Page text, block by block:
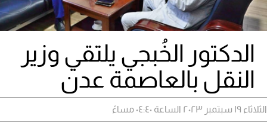
الدكتور الخُبجي يلتقي وزير
النقل بالعاصمة عدن
الثلاثاء ١٩ سبتمبر ٢٠٢٣ الساعة ٠٤:٤٠ مساءً